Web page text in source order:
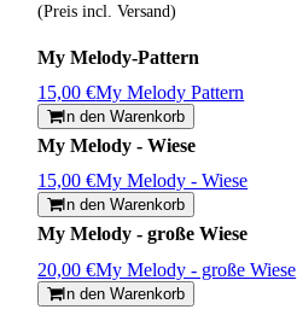
(Preis incl. Versand)
My Melody-Pattern
15,00 €My Melody Pattern
In den Warenkorb
My Melody - Wiese
15,00 €My Melody - Wiese
In den Warenkorb
My Melody - große Wiese
20,00 €My Melody - große Wiese
In den Warenkorb